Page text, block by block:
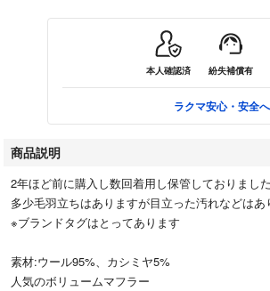
本人確認済 紛失補償有
ラクマ安心・安全
商品説明
2年ほど前に購入し数回着用し保管しておりました
多少毛羽立ちはありますが目立った汚れなどはあ
※ブランドタグはとってあります
素材:ウール95%、カシミヤ5%
人気のボリュームマフラー